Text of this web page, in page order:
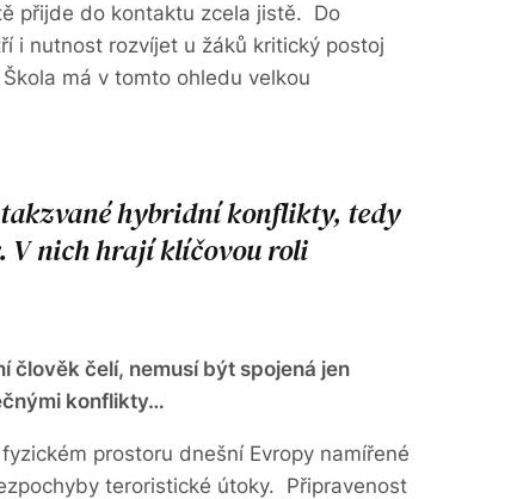
přijde do kontaktu zcela jistě. Do
i nutnost rozvíjet u žáků kritický postoj
má v tomto ohledu velkou
hybridní konflikty, tedy
V nich hrají klíčovou roli
člověk čelí, nemusí být spojená jen
konflikty…
prostoru dnešní Evropy namířené
teroristické útoky. Připravenost